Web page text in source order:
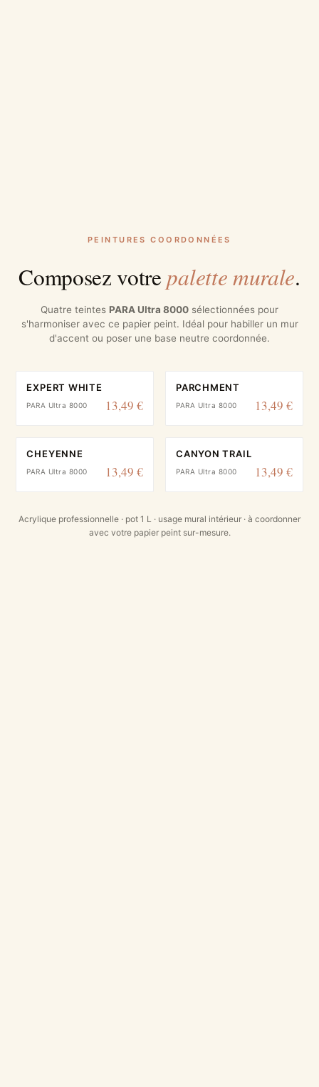
PEINTURES COORDONNÉES
Composez votrepalette murale.
Quatre teintes PARA Ultra 8000 sélectionnées pour
s'harmoniser avec ce papier peint. Idéal pour habiller un mur
d'accent ou poser une base neutre coordonnée.
EXPERT WHITE
PARA Ultra 8000 13,49 €
PARCHMENT
PARA Ultra 8000 13,49 €
CHEYENNE
PARA Ultra 8000 13,49 €
CANYON TRAIL
PARA Ultra 8000 13,49 €
Acrylique professionnelle · pot 1 L · usage mural intérieur · à coordonner
avec votre papier peint sur-mesure.